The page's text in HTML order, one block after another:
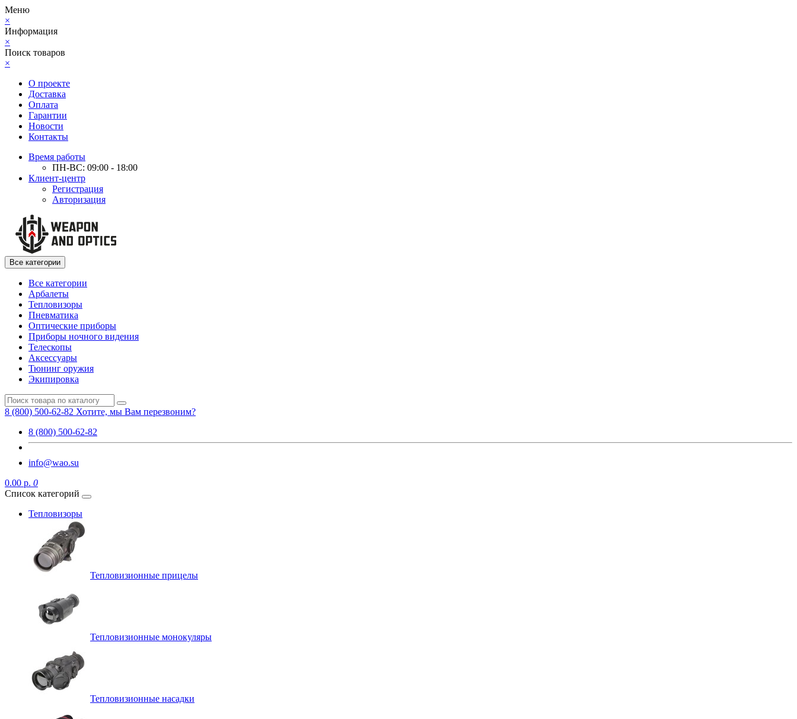
Меню
×
Информация
×
Поиск товаров
×
О проекте
Доставка
Оплата
Гарантии
Новости
Контакты
Время работы
ПН-ВС: 09:00 - 18:00
Клиент-центр
Регистрация
Авторизация
Все категории
Все категории
Арбалеты
Тепловизоры
Пневматика
Оптические приборы
Приборы ночного видения
Телескопы
Аксессуары
Тюнинг оружия
Экипировка
8 (800) 500-62-82 Хотите, мы Вам перезвоним?
8 (800) 500-62-82
info@wao.su
0.00 р. 0
Список категорий
Тепловизоры
Тепловизионные прицелы
Тепловизионные монокуляры
Тепловизионные насадки